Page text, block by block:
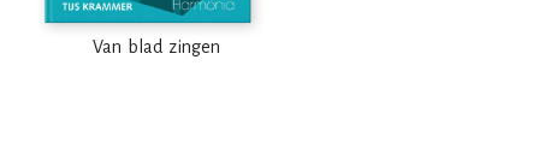
Van blad zingen